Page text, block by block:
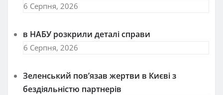
6 Серпня, 2026
в НАБУ розкрили деталі справи
6 Серпня, 2026
Зеленський пов’язав жертви в Києві з
бездіяльністю партнерів